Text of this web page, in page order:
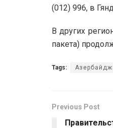
(012) 996, в
В других
пакета)
Tags:
Previous Post